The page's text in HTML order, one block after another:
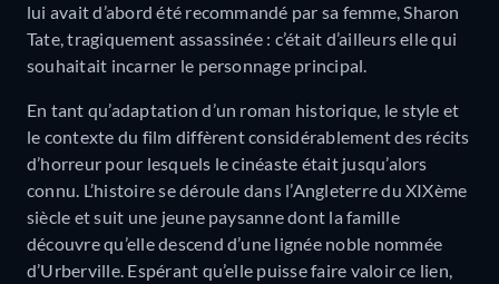
lui avait d’abord été recommandé par sa femme, Sharon
Tate, tragiquement assassinée : c’était d’ailleurs elle qui
souhaitait incarner le personnage principal.
En tant qu’adaptation d’un roman historique, le style et
le contexte du film diffèrent considérablement des récits
d’horreur pour lesquels le cinéaste était jusqu’alors
connu. L’histoire se déroule dans l’Angleterre du XIXème
siècle et suit une jeune paysanne dont la famille
découvre qu’elle descend d’une lignée noble nommée
d’Urberville. Espérant qu’elle puisse faire valoir ce lien,